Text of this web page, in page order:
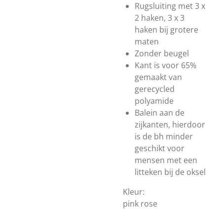
Rugsluiting met 3 x
2 haken, 3 x 3
haken bij grotere
maten
Zonder beugel
Kant is voor 65%
gemaakt van
gerecycled
polyamide
Balein aan de
zijkanten, hierdoor
is de bh minder
geschikt voor
mensen met een
litteken bij de oksel
Kleur:
pink rose